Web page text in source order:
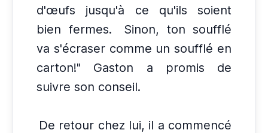
d'œufs jusqu'à ce qu'ils soient
bien fermes.
Sinon, ton soufflé
va s'écraser comme un soufflé en
carton!" Gaston a promis de
suivre son conseil.
De retour chez lui, il a commencé